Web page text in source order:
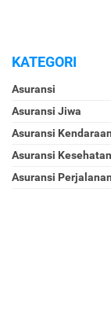
KATEGORI
Asuransi
Asuransi Jiwa
Asuransi Kendaraan
Asuransi Kesehatan
Asuransi Perjalanan